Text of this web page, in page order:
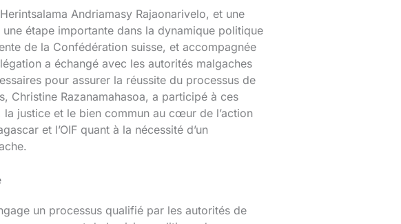
Andriamasy Rajaonarivelo, et une
étape importante dans la dynamique politique
de la Confédération suisse, et accompagnée
a échangé avec les autorités malgaches
pour assurer la réussite du processus de
Christine Razanamahasoa, a participé à ces
justice et le bien commun au cœur de l’action
et l’OIF quant à la nécessité d’un
un processus qualifié par les autorités de